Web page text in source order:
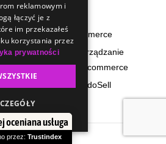
audyt e-commerce
budowa i zarządzanie
zespołem e-commerce
załóż sklep IdoSell
oceniana usługa
reklamowym i
łączyć je z
im przekazałeś
korzystania przez
prywatności